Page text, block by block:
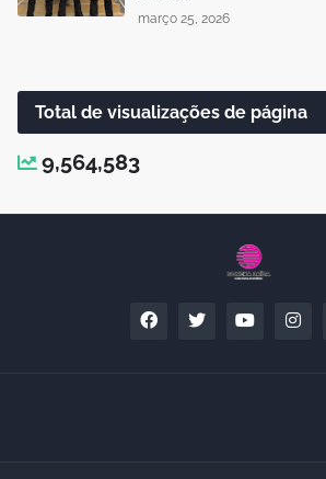
março 25, 2026
Total de visualizações de página
9,564,583